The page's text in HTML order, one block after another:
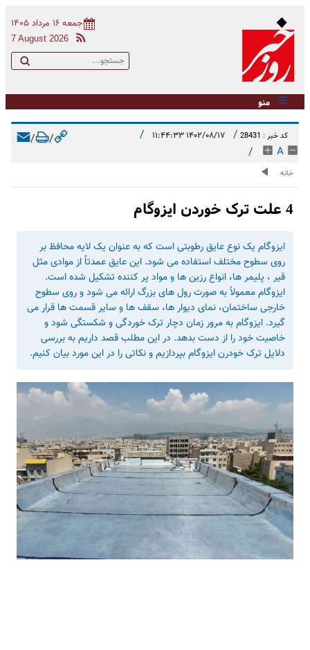
جمعه ۱۶ مرداد ۱۴۰۵
7 August 2026
منو
کد خبر : 28431 / ۱۴۰۲/۰۸/۱۷ ۱۱:۴۴:۳۳ /
A
/
/
/
خانه
4 علت ترک خوردن ایزوگام
ایزوگام یک نوع عایق رطوبتی است که به عنوان یک لایه محافظ بر
روی سطوح مختلف استفاده می‌ شود. این عایق عمدتاً از موادی مثل
قیر ، پلیمر ها، انواع رزین ‌ها و مواد پر کننده تشکیل شده است.
ایزوگام معمولاً به صورت رول‌ های بزرگ ارائه می‌ شود و روی سطوح
خارجی ساختمان، نمای دیوار ها، سقف ‌ها و سایر قسمت ‌ها قرار می‌
گیرد. ایزوگام به مرور زمان دچار ترک خوردگی و شکستگی شود و
خاصیت خود را از دست بدهد. در این مطلب قصد داریم به بررسی
دلایل ترک خودرن ایزوگام بپردازیم و نکاتی را در این مورد بیان کنیم.